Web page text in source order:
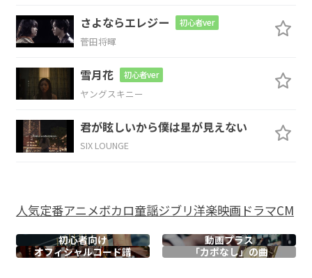
Gmaj7
何も一人で泣く
僕
Em
に話してくれた
A
D G
あま
Bm
り考え込
D/A
むのは好
G
きじゃないん
さよならエレジー 初心者ver
菅田将暉
雪月花 初心者ver
ヤングスキニー
君が眩しいから僕は星が見えない
SIX LOUNGE
人気定番アニメボカロ童謡ジブリ洋楽映画ドラマCM
初心者向け
動画プラス
オフィシャルコード譜 「カポなし」の曲